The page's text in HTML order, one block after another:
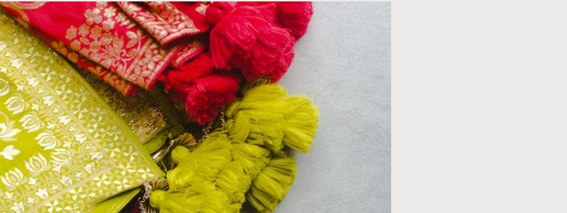
kan in verschillende stappen worden onderverdeeld. De eerste stap
meestal het wassen van de stof om eventuele chemicaliën of
van de kleurstof kunnen beïnvloeden.
in een oplossing van water en mordant, zoals alum of ijzer, afhankelijk
van het textiel is het tijd om de planten voor te bereiden. Dit houdt in
en deze vervolgens verwerkt tot een extractieoplossing.
van de plantsoort. Zodra je een geconcentreerde kleurstof hebt
een grote pan of emmer. De volgende stap is het onderdompelen van het
uren, afhankelijk van hoe intens je de kleur wilt hebben. Het is belangrijk